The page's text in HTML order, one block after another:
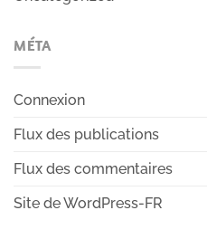
MÉTA
Connexion
Flux des publications
Flux des commentaires
Site de WordPress-FR